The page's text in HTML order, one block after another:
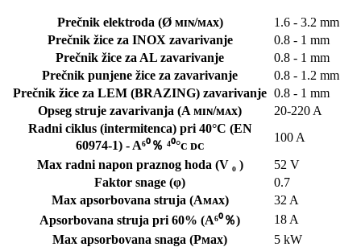
Prečnik elektroda (Ø ᴍɪɴ/ᴍᴀx)
1.6 - 3.2 mm
Prečnik žice za INOX zavarivanje
0.8 - 1 mm
Prečnik žice za AL zavarivanje
0.8 - 1 mm
Prečnik punjene žice za zavarivanje
0.8 - 1.2 mm
Prečnik žice za LEM (BRAZING) zavarivanje 0.8 - 1 mm
Opseg struje zavarivanja (A ᴍɪɴ/ᴍᴀx)
20-220 A
Radni ciklus (intermitenca) pri 40°C (EN
60974-1) - A⁶⁰％ ⁴⁰°ᴄ ᴅᴄ
100 A
Max radni napon praznog hoda (V ₀ )
52 V
Faktor snage (φ)
0.7
Max apsorbovana struja (Aᴍᴀx)
32 A
Apsorbovana struja pri 60% (A⁶⁰％)
18 A
Max apsorbovana snaga (Pᴍax)
5 kW